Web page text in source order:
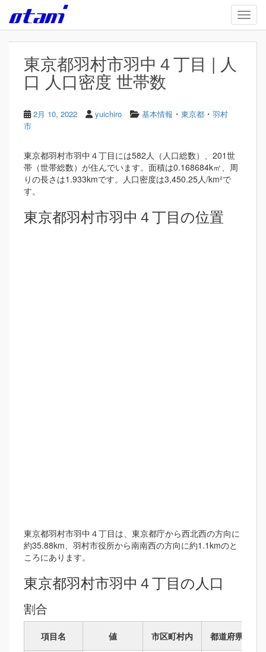
Skip to main content
東京都羽村市羽中４丁目 | 人
口 人口密度 世帯数
2月 10, 2022 yuichiro 基本情報 ・ 東京都 ・ 羽村
市
東京都羽村市羽中４丁目には582人（人口総数）、201世
帯（世帯総数）が住んでいます。面積は0.168684k㎡、周
りの長さは1.933kmです。人口密度は3,450.25人/km²で
す。
東京都羽村市羽中４丁目の位置
東京都羽村市羽中４丁目は、東京都庁から西北西の方向に
約35.88km、羽村市役所から南南西の方向に約1.1kmのと
ころにあります。
東京都羽村市羽中４丁目の人口
割合
項目名 値 市区町村内 都道府県内